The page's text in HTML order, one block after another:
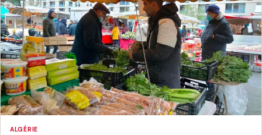
ALGÉRIE